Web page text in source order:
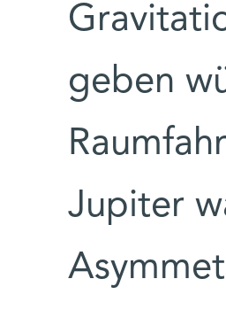
geben
Jupiter